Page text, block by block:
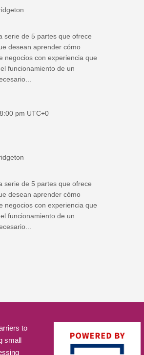
serie de 5 partes que ofrece
desean aprender cómo
negocios con experiencia que
funcionamiento de un
pm UTC+0
serie de 5 partes que ofrece
desean aprender cómo
negocios con experiencia que
funcionamiento de un
to
small